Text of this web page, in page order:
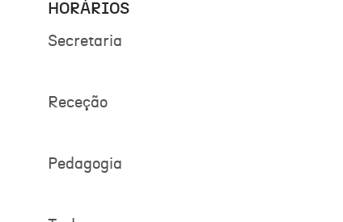
HORÁRIOS
Secretaria
Receção
Pedagogia